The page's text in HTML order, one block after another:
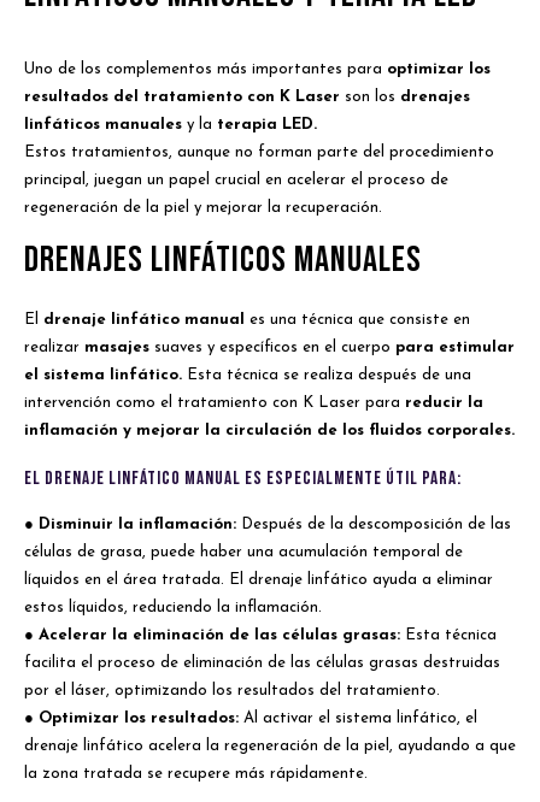
Uno de los complementos más importantes para optimizar los
resultados del tratamiento con K Laser son los drenajes
linfáticos manuales y la terapia LED.
Estos tratamientos, aunque no forman parte del procedimiento
principal, juegan un papel crucial en acelerar el proceso de
regeneración de la piel y mejorar la recuperación.
Drenajes Linfáticos Manuales
El drenaje linfático manual
es una técnica que consiste en
realizar masajes suaves y específicos en el cuerpo para estimular
el sistema linfático. Esta técnica se realiza después de una
intervención como el tratamiento con K Laser para reducir la
inflamación y mejorar la circulación de los fluidos corporales.
El drenaje linfático manual es especialmente útil para:
● Disminuir la inflamación: Después de la descomposición de las
células de grasa, puede haber una acumulación temporal de
líquidos en el área tratada. El drenaje linfático ayuda a eliminar
estos líquidos, reduciendo la inflamación.
● Acelerar la eliminación de las células grasas: Esta técnica
facilita el proceso de eliminación de las células grasas destruidas
por el láser, optimizando los resultados del tratamiento.
● Optimizar los resultados: Al activar el sistema linfático, el
drenaje linfático acelera la regeneración de la piel, ayudando a que
la zona tratada se recupere más rápidamente.